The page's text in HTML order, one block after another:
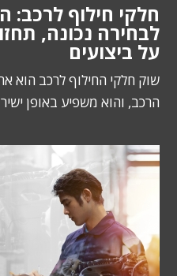
חלקי חילוף לרכב:
לבחירה נכונה,
על ביצועים
שוק חלקי החילוף לרכב הוא
הרכב, והוא משפיע באופן